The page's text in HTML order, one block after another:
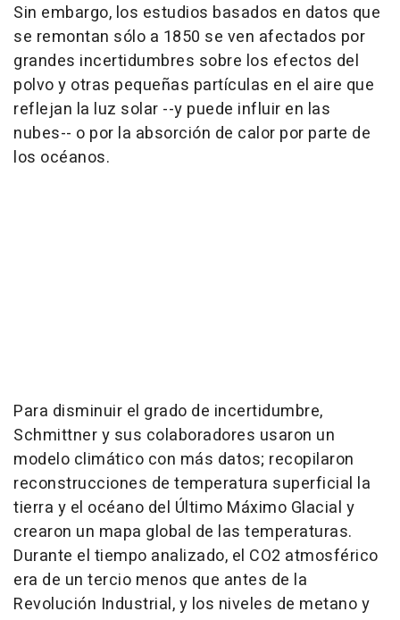
Sin embargo, los estudios basados en datos que
se remontan sólo a 1850 se ven afectados por
grandes incertidumbres sobre los efectos del
polvo y otras pequeñas partículas en el aire que
reflejan la luz solar --y puede influir en las
nubes-- o por la absorción de calor por parte de
los océanos.
Para disminuir el grado de incertidumbre,
Schmittner y sus colaboradores usaron un
modelo climático con más datos; recopilaron
reconstrucciones de temperatura superficial la
tierra y el océano del Último Máximo Glacial y
crearon un mapa global de las temperaturas.
Durante el tiempo analizado, el CO2 atmosférico
era de un tercio menos que antes de la
Revolución Industrial, y los niveles de metano y